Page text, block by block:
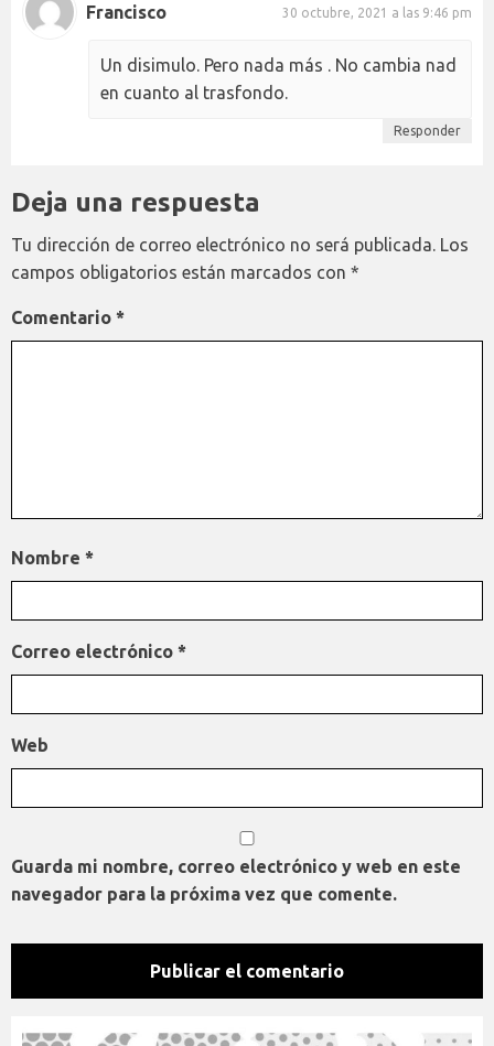
Francisco 30 octubre, 2021 a las 9:46 pm
Un disimulo. Pero nada más . No cambia nad
en cuanto al trasfondo.
Responder
Deja una respuesta
Tu dirección de correo electrónico no será publicada. Los
campos obligatorios están marcados con *
Comentario *
Nombre *
Correo electrónico *
Web
Guarda mi nombre, correo electrónico y web en este
navegador para la próxima vez que comente.